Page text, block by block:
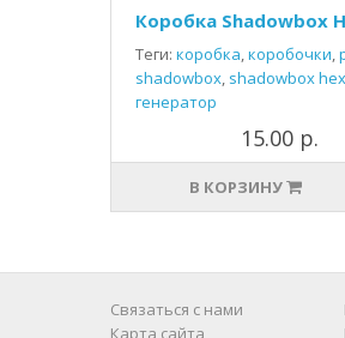
Коробка Shadowbox
Теги: коробка,коробочки,
shadowbox, shadowbox
генератор
15.00 р.
В КОРЗИНУ
Связаться с нами
Карта сайта